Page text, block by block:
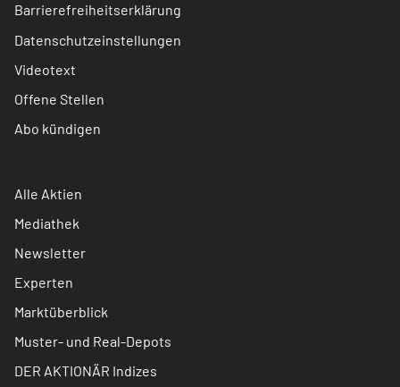
Barrierefreiheitserklärung
Datenschutzeinstellungen
Videotext
Offene Stellen
Abo kündigen
Alle Aktien
Mediathek
Newsletter
Experten
Marktüberblick
Muster- und Real-Depots
DER AKTIONÄR Indizes